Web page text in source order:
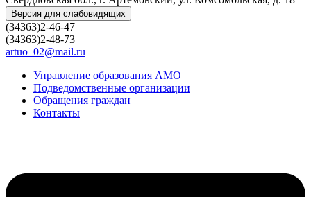
Версия для слабовидящих
(34363)2-46-47
(34363)2-48-73
artuo_02@mail.ru
Управление образования АМО
Подведомственные организации
Обращения граждан
Контакты